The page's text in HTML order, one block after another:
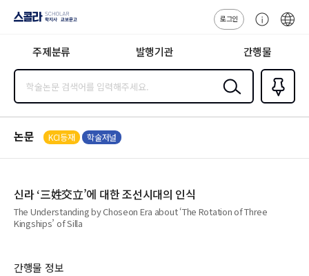
지사·교보문고
로그인
센
주제분류 발행기관 간행물
검색
즐겨찾
기0
논문 KCI등재 학술저널
신라 ‘三姓交立’에 대한 조선시대의 인식
The Understanding by Choseon Era about ‘The Rotation of Three
Kingships’ of Silla
간행물 정보